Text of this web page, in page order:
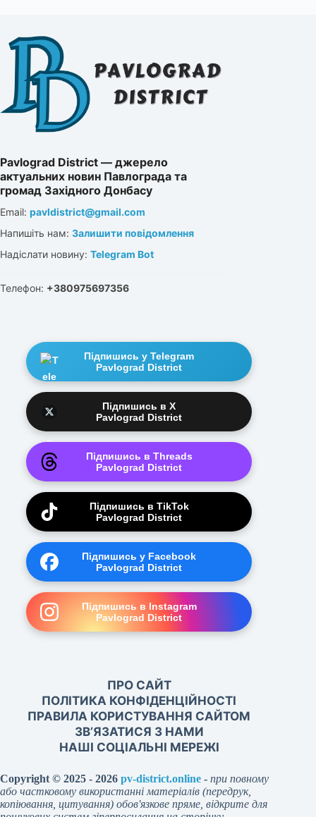
Pavlograd District — джерело
актуальних новин Павлограда та
громад Західного Донбасу
Email: pavldistrict@gmail.com
Напишіть нам: Залишити повідомлення
Надіслати новину: Telegram Bot
Телефон: +380975697356
Підпишись у Telegram
Pavlograd District
Підпишись в X
Pavlograd District
Підпишись в Threads
Pavlograd District
Підпишись в TikTok
Pavlograd District
Підпишись у Facebook
Pavlograd District
Підпишись в Instagram
Pavlograd District
ПРО САЙТ
ПОЛІТИКА КОНФІДЕНЦІЙНОСТІ
ПРАВИЛА КОРИСТУВАННЯ САЙТОМ
ЗВ’ЯЗАТИСЯ З НАМИ
НАШІ СОЦІАЛЬНІ МЕРЕЖІ
Copyright © 2025 - 2026 pv-district.online - при повному
або частковому використанні матеріалів (передрук,
копіювання, цитування) обов'язкове пряме, відкрите для